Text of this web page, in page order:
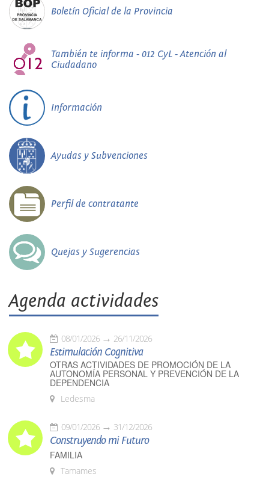
Boletín Oficial de la Provincia
También te informa - 012 CyL - Atención al
Ciudadano
Información
Ayudas y Subvenciones
Perfil de contratante
Quejas y Sugerencias
Agenda actividades
08/01/2026 26/11/2026
Estimulación Cognitiva
OTRAS ACTIVIDADES DE PROMOCIÓN DE LA
AUTONOMÍA PERSONAL Y PREVENCIÓN DE LA
DEPENDENCIA
Ledesma
09/01/2026 31/12/2026
Construyendo mi Futuro
FAMILIA
Tamames